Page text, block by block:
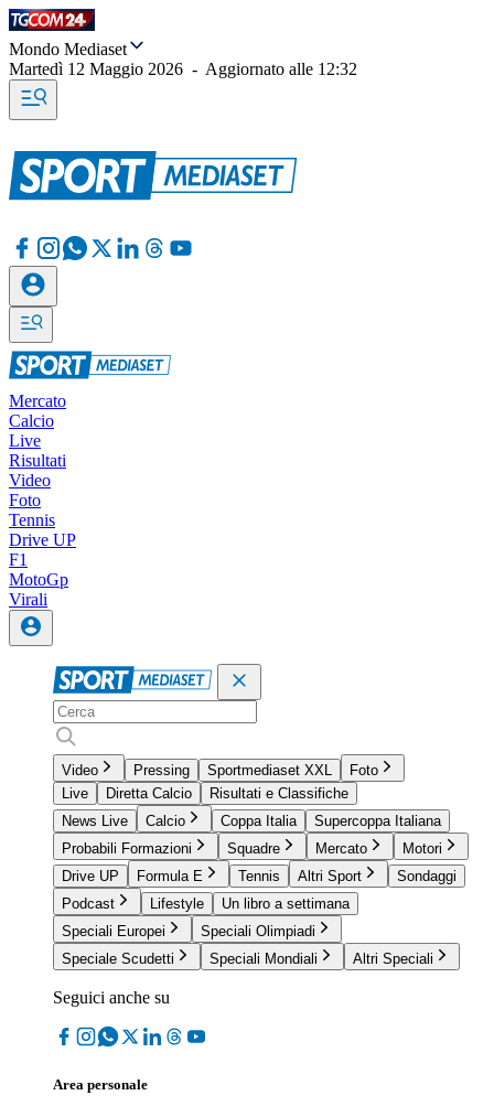
Mondo Mediaset
Martedì 12 Maggio 2026 - Aggiornato alle 12:32
Mercato
Calcio
Live
Risultati
Video
Foto
Tennis
Drive UP
F1
MotoGp
Virali
Video Pressing Sportmediaset XXL
Foto
Live
Diretta Calcio
Risultati e Classifiche
News Live
Calcio Coppa Italia
Supercoppa Italiana
Probabili Formazioni
Squadre Mercato
Motori
Drive UP
Formula E Tennis Altri Sport
Sondaggi
Podcast
Lifestyle
Un libro a settimana
Speciali Europei
Speciali Olimpiadi
Speciale Scudetti
Speciali Mondiali Altri Speciali
Seguici anche su
Area personale